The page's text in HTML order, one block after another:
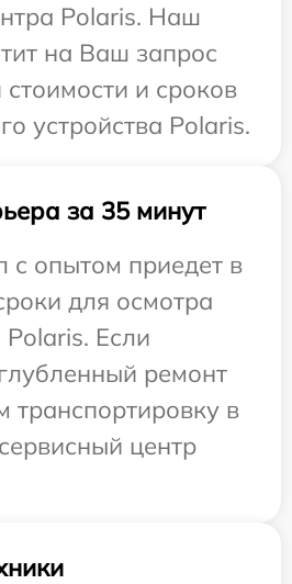
Polaris. Наш
на Ваш запрос
и сроков
устройства Polaris.
за 35 минут
с опытом приедет в
для осмотра
Если
ремонт
транспортировку в
центр